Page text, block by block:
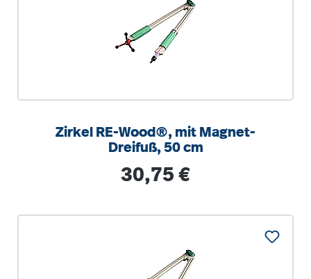
Zirkel RE-Wood®, mit Magnet-
Dreifuß, 50 cm
Regulärer Preis:
30,75 €